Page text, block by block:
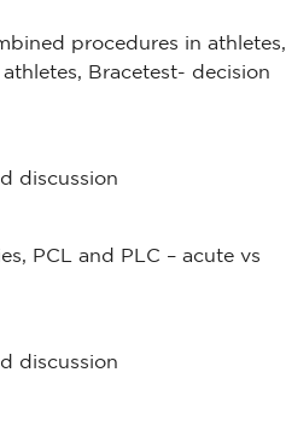
procedures in athletes,
Bracetest- decision
discussion
PCL and PLC – acute vs
discussion